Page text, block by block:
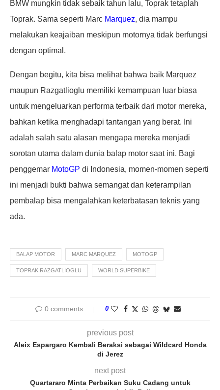
BMW mungkin tidak sebaik tahun lalu, Toprak tetaplah
Toprak. Sama seperti Marc Marquez, dia mampu
melakukan keajaiban meskipun motornya tidak berfungsi
dengan optimal.
Dengan begitu, kita bisa melihat bahwa baik Marquez
maupun Razgatlioglu memiliki kemampuan luar biasa
untuk mengeluarkan performa terbaik dari motor mereka,
bahkan ketika menghadapi tantangan yang berat. Ini
adalah salah satu alasan mengapa mereka menjadi
sorotan utama dalam dunia balap motor saat ini. Bagi
penggemar MotoGP di Indonesia, momen-momen seperti
ini menjadi bukti bahwa semangat dan keterampilan
pembalap bisa mengalahkan keterbatasan teknis yang
ada.
BALAP MOTOR MARC MARQUEZ MOTOGP
TOPRAK RAZGATLIOGLU WORLD SUPERBIKE
0 comments 0
previous post
Aleix Espargaro Kembali Beraksi sebagai Wildcard Honda
di Jerez
next post
Quartararo Minta Perbaikan Suku Cadang untuk